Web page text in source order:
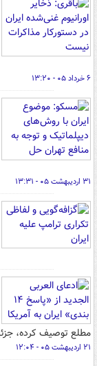
۶ خرداد ۰۵ - ۱۳:۲۰
۳۱ اردیبهشت ۰۵ - ۱۳:۳۱
مطلع توصیف کرده،
۲۱ اردیبهشت ۰۵ - ۱۲:۰۴